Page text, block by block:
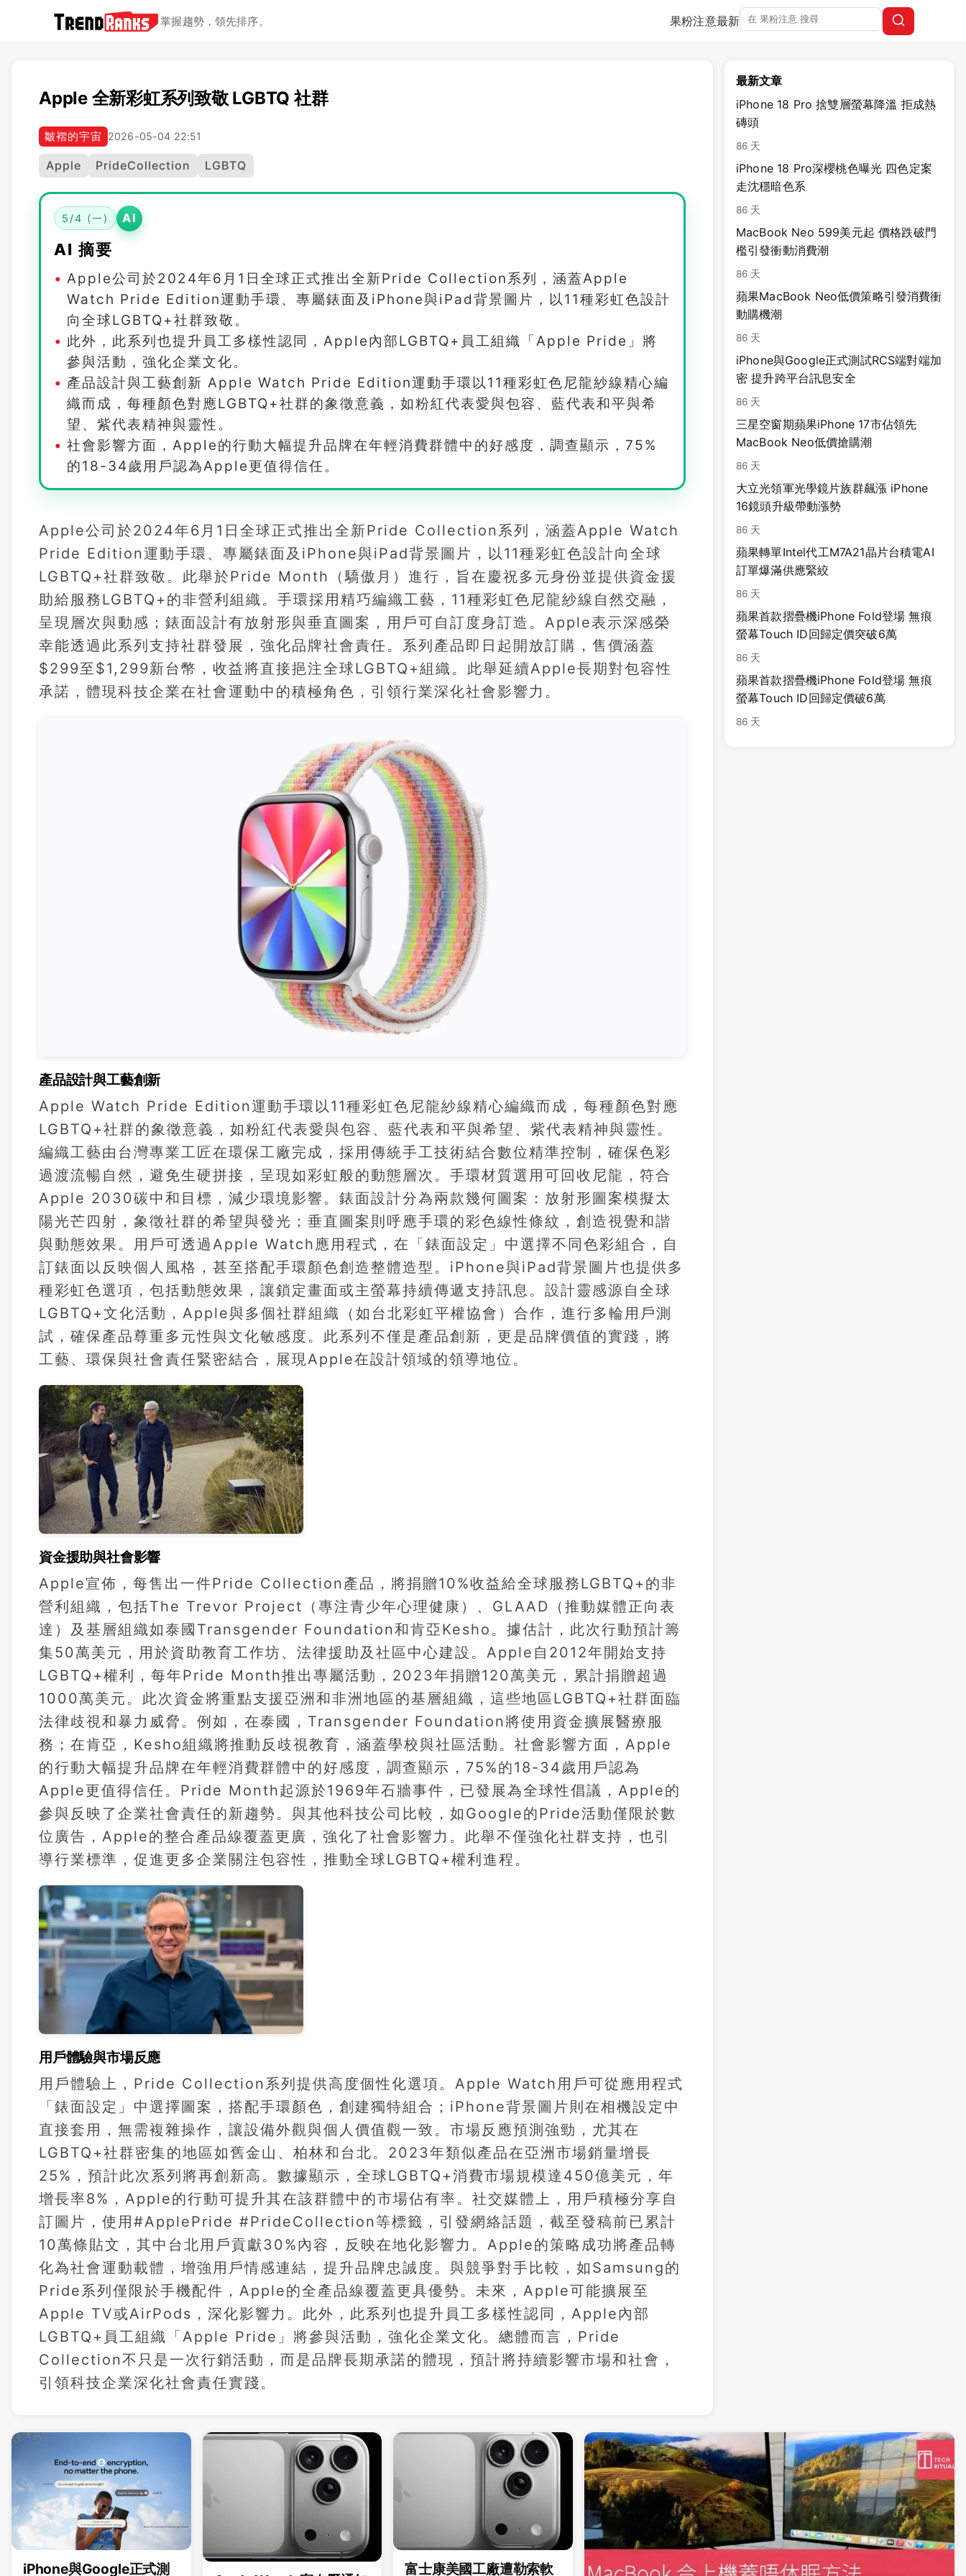
掌握趨勢，領先排序。 果粉注意最新
Apple 全新彩虹系列致敬 LGBTQ 社群
皺褶的宇宙 2026-05-04 22:51
Apple PrideCollection LGBTQ
5/4 (一) AI
AI 摘要
Apple公司於2024年6月1日全球正式推出全新Pride Collection系列，涵蓋Apple
Watch Pride Edition運動手環、專屬錶面及iPhone與iPad背景圖片，以11種彩虹色設計
向全球LGBTQ+社群致敬。
此外，此系列也提升員工多樣性認同，Apple內部LGBTQ+員工組織「Apple Pride」將
參與活動，強化企業文化。
產品設計與工藝創新 Apple Watch Pride Edition運動手環以11種彩虹色尼龍紗線精心編
織而成，每種顏色對應LGBTQ+社群的象徵意義，如粉紅代表愛與包容、藍代表和平與希
望、紫代表精神與靈性。
社會影響方面，Apple的行動大幅提升品牌在年輕消費群體中的好感度，調查顯示，75%
的18-34歲用戶認為Apple更值得信任。
Apple公司於2024年6月1日全球正式推出全新Pride Collection系列，涵蓋Apple Watch
Pride Edition運動手環、專屬錶面及iPhone與iPad背景圖片，以11種彩虹色設計向全球
LGBTQ+社群致敬。此舉於Pride Month（驕傲月）進行，旨在慶祝多元身份並提供資金援
助給服務LGBTQ+的非營利組織。手環採用精巧編織工藝，11種彩虹色尼龍紗線自然交融，
呈現層次與動感；錶面設計有放射形與垂直圖案，用戶可自訂度身訂造。Apple表示深感榮
幸能透過此系列支持社群發展，強化品牌社會責任。系列產品即日起開放訂購，售價涵蓋
$299至$1,299新台幣，收益將直接挹注全球LGBTQ+組織。此舉延續Apple長期對包容性
承諾，體現科技企業在社會運動中的積極角色，引領行業深化社會影響力。
產品設計與工藝創新
Apple Watch Pride Edition運動手環以11種彩虹色尼龍紗線精心編織而成，每種顏色對應
LGBTQ+社群的象徵意義，如粉紅代表愛與包容、藍代表和平與希望、紫代表精神與靈性。
編織工藝由台灣專業工匠在環保工廠完成，採用傳統手工技術結合數位精準控制，確保色彩
過渡流暢自然，避免生硬拼接，呈現如彩虹般的動態層次。手環材質選用可回收尼龍，符合
Apple 2030碳中和目標，減少環境影響。錶面設計分為兩款幾何圖案：放射形圖案模擬太
陽光芒四射，象徵社群的希望與發光；垂直圖案則呼應手環的彩色線性條紋，創造視覺和諧
與動態效果。用戶可透過Apple Watch應用程式，在「錶面設定」中選擇不同色彩組合，自
訂錶面以反映個人風格，甚至搭配手環顏色創造整體造型。iPhone與iPad背景圖片也提供多
種彩虹色選項，包括動態效果，讓鎖定畫面或主螢幕持續傳遞支持訊息。設計靈感源自全球
LGBTQ+文化活動，Apple與多個社群組織（如台北彩虹平權協會）合作，進行多輪用戶測
試，確保產品尊重多元性與文化敏感度。此系列不僅是產品創新，更是品牌價值的實踐，將
工藝、環保與社會責任緊密結合，展現Apple在設計領域的領導地位。
資金援助與社會影響
Apple宣佈，每售出一件Pride Collection產品，將捐贈10%收益給全球服務LGBTQ+的非
營利組織，包括The Trevor Project（專注青少年心理健康）、GLAAD（推動媒體正向表
達）及基層組織如泰國Transgender Foundation和肯亞Kesho。據估計，此次行動預計籌
集50萬美元，用於資助教育工作坊、法律援助及社區中心建設。Apple自2012年開始支持
LGBTQ+權利，每年Pride Month推出專屬活動，2023年捐贈120萬美元，累計捐贈超過
1000萬美元。此次資金將重點支援亞洲和非洲地區的基層組織，這些地區LGBTQ+社群面臨
法律歧視和暴力威脅。例如，在泰國，Transgender Foundation將使用資金擴展醫療服
務；在肯亞，Kesho組織將推動反歧視教育，涵蓋學校與社區活動。社會影響方面，Apple
的行動大幅提升品牌在年輕消費群體中的好感度，調查顯示，75%的18-34歲用戶認為
Apple更值得信任。Pride Month起源於1969年石牆事件，已發展為全球性倡議，Apple的
參與反映了企業社會責任的新趨勢。與其他科技公司比較，如Google的Pride活動僅限於數
位廣告，Apple的整合產品線覆蓋更廣，強化了社會影響力。此舉不僅強化社群支持，也引
導行業標準，促進更多企業關注包容性，推動全球LGBTQ+權利進程。
用戶體驗與市場反應
用戶體驗上，Pride Collection系列提供高度個性化選項。Apple Watch用戶可從應用程式
「錶面設定」中選擇圖案，搭配手環顏色，創建獨特組合；iPhone背景圖片則在相機設定中
直接套用，無需複雜操作，讓設備外觀與個人價值觀一致。市場反應預測強勁，尤其在
LGBTQ+社群密集的地區如舊金山、柏林和台北。2023年類似產品在亞洲市場銷量增長
25%，預計此次系列將再創新高。數據顯示，全球LGBTQ+消費市場規模達450億美元，年
增長率8%，Apple的行動可提升其在該群體中的市場佔有率。社交媒體上，用戶積極分享自
訂圖片，使用#ApplePride #PrideCollection等標籤，引發網絡話題，截至發稿前已累計
10萬條貼文，其中台北用戶貢獻30%內容，反映在地化影響力。Apple的策略成功將產品轉
化為社會運動載體，增強用戶情感連結，提升品牌忠誠度。與競爭對手比較，如Samsung的
Pride系列僅限於手機配件，Apple的全產品線覆蓋更具優勢。未來，Apple可能擴展至
Apple TV或AirPods，深化影響力。此外，此系列也提升員工多樣性認同，Apple內部
LGBTQ+員工組織「Apple Pride」將參與活動，強化企業文化。總體而言，Pride
Collection不只是一次行銷活動，而是品牌長期承諾的體現，預計將持續影響市場和社會，
引領科技企業深化社會責任實踐。
最新文章
iPhone 18 Pro 捨雙層螢幕降溫 拒成熱
磚頭
86 天
iPhone 18 Pro深櫻桃色曝光 四色定案
走沈穩暗色系
86 天
MacBook Neo 599美元起 價格跌破門
檻引發衝動消費潮
86 天
蘋果MacBook Neo低價策略引發消費衝
動購機潮
86 天
iPhone與Google正式測試RCS端對端加
密 提升跨平台訊息安全
86 天
三星空窗期蘋果iPhone 17市佔領先
MacBook Neo低價搶購潮
86 天
大立光領軍光學鏡片族群飆漲 iPhone
16鏡頭升級帶動漲勢
86 天
蘋果轉單Intel代工M7A21晶片台積電AI
訂單爆滿供應緊絞
86 天
蘋果首款摺疊機iPhone Fold登場 無痕
螢幕Touch ID回歸定價突破6萬
86 天
蘋果首款摺疊機iPhone Fold登場 無痕
螢幕Touch ID回歸定價破6萬
86 天
iPhone與Google正式測 富士康美國工廠遭勒索軟